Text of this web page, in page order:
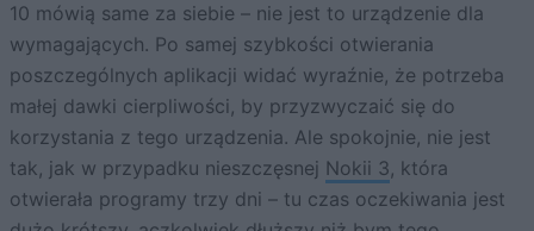
10 mówią same za siebie – nie jest to urządzenie dla
wymagających. Po samej szybkości otwierania
poszczególnych aplikacji widać wyraźnie, że potrzeba
małej dawki cierpliwości, by przyzwyczaić się do
korzystania z tego urządzenia. Ale spokojnie, nie jest
tak, jak w przypadku nieszczęsnej Nokii 3, która
otwierała programy trzy dni – tu czas oczekiwania jest